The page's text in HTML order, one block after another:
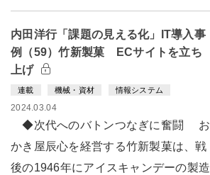
内田洋行「課題の見える化」IT導入事
例（59）竹新製菓 ECサイトを立ち
上げ
連載 機械・資材 情報システム
2024.03.04
◆次代へのバトンつなぎに奮闘 お
かき屋辰心を経営する竹新製菓は、戦
後の1946年にアイスキャンデーの製造